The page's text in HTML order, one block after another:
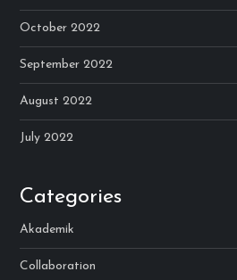
October 2022
September 2022
August 2022
July 2022
Categories
Akademik
Collaboration